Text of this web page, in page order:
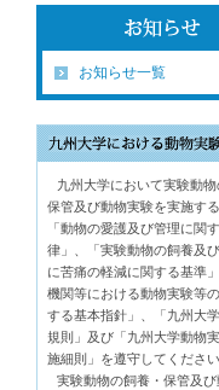
お知らせ一覧
九州大学において実験動物
保管及び動物実験を実施する
「動物の愛護及び管理に関
律」、「実験動物の飼養及
に苦痛の軽減に関する基準
機関等における動物実験等
する基本指針」、「九州大
規則」及び「九州大学動物
施細則」を遵守してください
実験動物の飼養・保管及